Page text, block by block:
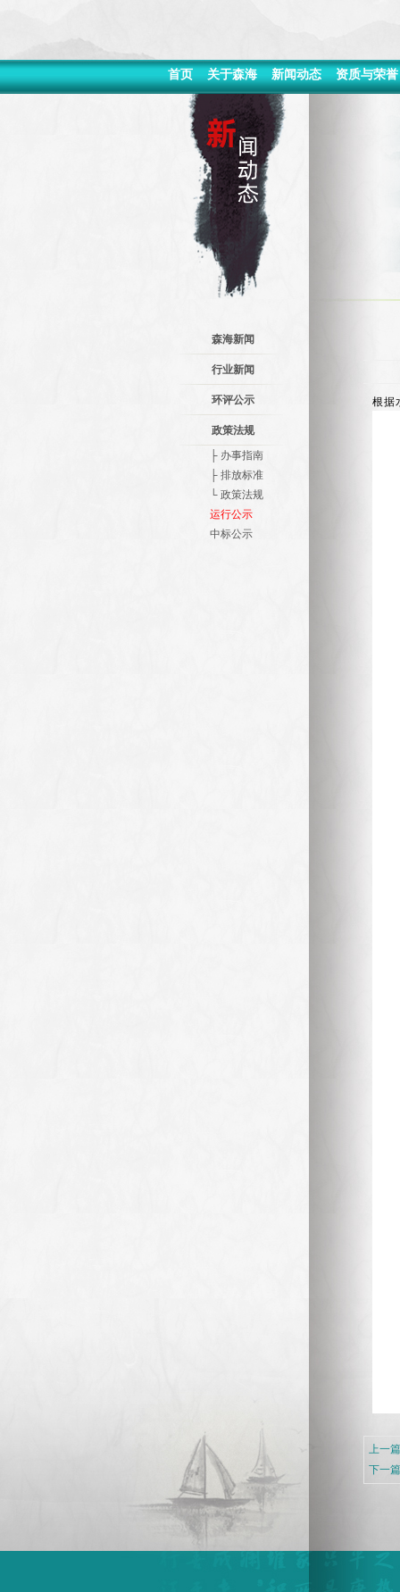
首页 关于森海 新闻动态 资质与荣誉
森海新闻
行业新闻
环评公示
政策法规
├ 办事指南
├ 排放标准
└ 政策法规
运行公示
中标公示
根据
上一
下一